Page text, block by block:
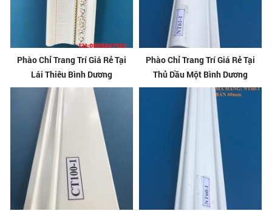
Phào Chỉ Trang Trí Giá Rẻ Tại
Lái Thiêu Bình Dương
Phào Chỉ Trang Trí Giá Rẻ Tại
Thủ Dầu Một Bình Dương